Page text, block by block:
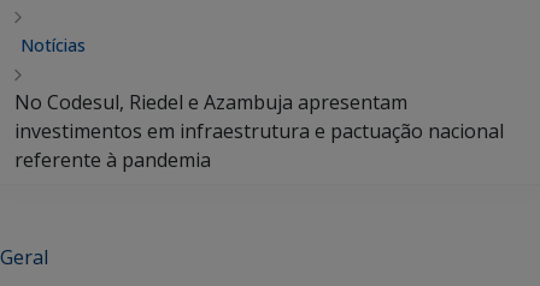
Notícias
No Codesul, Riedel e Azambuja apresentam
investimentos em infraestrutura e pactuação nacional
referente à pandemia
Geral